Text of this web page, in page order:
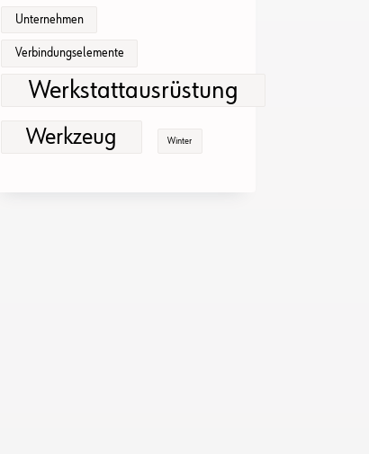
Unternehmen
Verbindungselemente
Werkstattausrüstung
Werkzeug Winter